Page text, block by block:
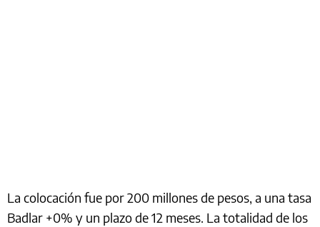
La colocación fue por 200 millones de pesos, a una tasa
Badlar +0% y un plazo de 12 meses. La totalidad de los